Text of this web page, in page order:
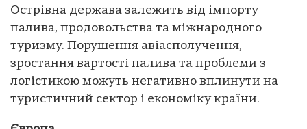
Острівна держава залежить від імпорту
палива, продовольства та міжнародного
туризму. Порушення авіасполучення,
зростання вартості палива та проблеми з
логістикою можуть негативно вплинути на
туристичний сектор і економіку країни.